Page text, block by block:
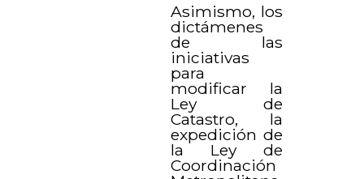
Asimismo, los
dictámenes
de las
iniciativas
para
modificar la
Ley de
Catastro, la
expedición de
la Ley de
Coordinación